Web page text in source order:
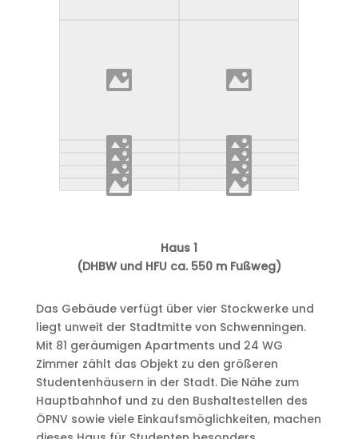
Haus 1
(DHBW und HFU ca. 550 m Fußweg)
Das Gebäude verfügt über vier Stockwerke und
liegt unweit der Stadtmitte von Schwenningen.
Mit 81 geräumigen Apartments und 24 WG
Zimmer zählt das Objekt zu den größeren
Studentenhäusern in der Stadt. Die Nähe zum
Hauptbahnhof und zu den Bushaltestellen des
ÖPNV sowie viele Einkaufsmöglichkeiten, machen